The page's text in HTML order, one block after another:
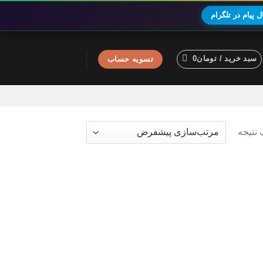
پیام در تلگرام
سبد خرید / تومان0 تسویه حساب